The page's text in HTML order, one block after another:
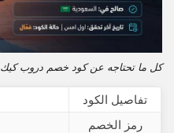
كل ما تحتاجه عن كود خصم دروب كيك
تفاصيل الكود
رمز الخصم